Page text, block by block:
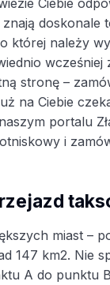
doskonale
której należy
wcześniej
stronę –
na Ciebie
portalu
i
miast –
147 km2. Nie
A do punktu